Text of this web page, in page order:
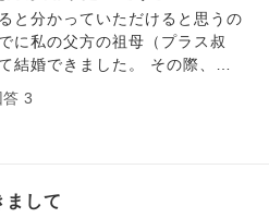
と分かっていただけると思うの
に私の父方の祖母（プラス叔
結婚できました。 その際、祖
れた物の中に「母との同居」が
ちの希望する価格、場所、坪数
答 3
まして